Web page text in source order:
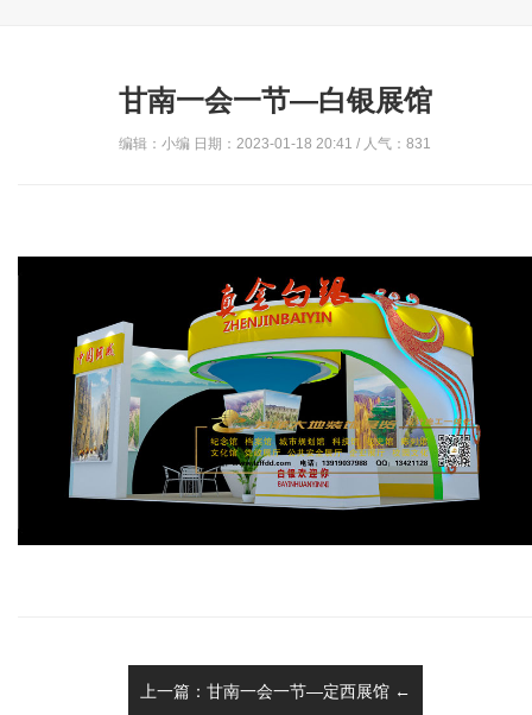
甘南一会一节—白银展馆
编辑：小编 日期：2023-01-18 20:41 / 人气： 831
上一篇：甘南一会一节—定西展馆 ←